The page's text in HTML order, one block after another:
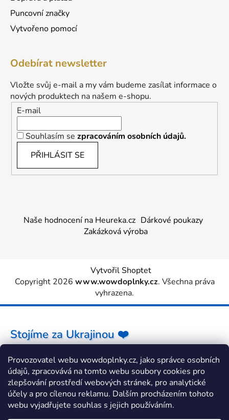
Provozovatel webu wowdoplnky.cz, jako správce osobních
údajů, zpracovává na tomto webu soubory cookies pro
zlepšování prostředí webových stránek, pro analytické
účely a pro cílenou reklamu. Dalším procházením tohoto
webu vyjadřujete souhlas s jejich používáním.
Puncovní značky
Vytvořeno pomocí
Odebírat newsletter
Vložte svůj e-mail a my vám budeme zasílat informace o
nových produktech na našem e-shopu.
E-mail
Souhlasím se zpracováním osobních údajů.
PŘIHLÁSIT SE
Naše hodnocení na Heureka.cz Dárkové poukazy
Zakázková výroba
Vytvořil Shoptet
Copyright 2026 www.wowdoplnky.cz. Všechna práva
vyhrazena.
Stojíme za Ukrajinou ❤️
Jak a čím pomoci »